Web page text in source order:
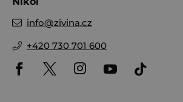
info@zivina.cz
+420 730 701 600